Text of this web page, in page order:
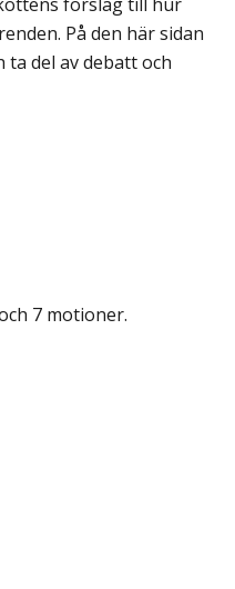
På den här sidan
ta del av debatt och
7 motioner.